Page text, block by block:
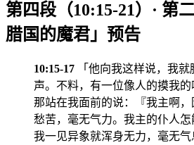
第四段（10:15-21）· 第
腊国的魔君」预告
10:15-17 「他向我这样说，我
声。不料，有一位像人的摸我
那站在我面前的说：『我主啊
愁苦，毫无气力。我主的仆人怎
我一见异象就浑身无力，毫无气